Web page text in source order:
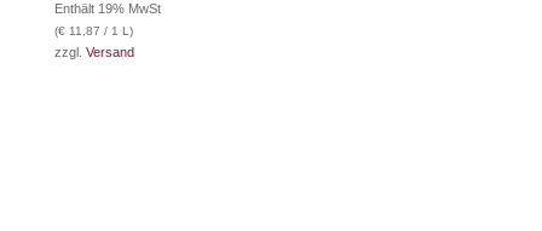
Enthält 19% MwSt
(€11,87 / 1 L)
zzgl. Versand